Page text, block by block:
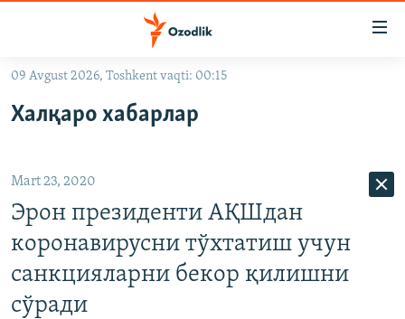
Асосий
навигацияга
Қидиришга
ўтинг
OZODVIDEO
На русском
ИЖТИМОИЙ ТАРМОҚЛАР
09 Avgust 2026, Toshkent vaqti: 00:15
Халқаро хабарлар
Mart 23, 2020
Эрон президенти АҚШдан
коронавирусни тўхтатиш учун
санкцияларни бекор қилишни
сўради